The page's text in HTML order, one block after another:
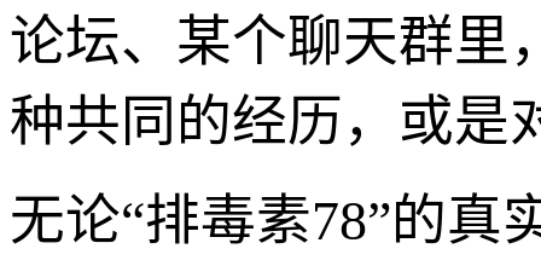
论坛、某个聊天群里
种共同的经历，或是
无论“排毒素78”的真